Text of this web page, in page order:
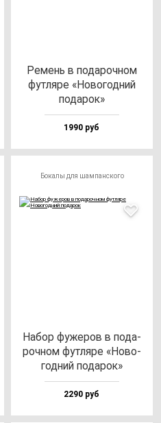
Ремень в по­да­роч­ном
фут­ля­ре «Ново­год­ний
по­да­рок»
1990 руб
Бокалы для шампанского
Набор фу­же­ров в по­да­
роч­ном фут­ля­ре «Ново­
год­ний по­да­рок»
2290 руб